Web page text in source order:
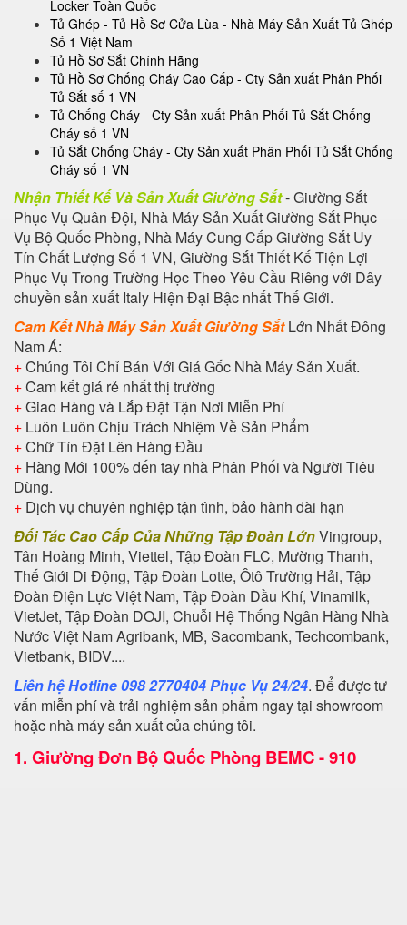
Locker Toàn Quốc
Tủ Ghép - Tủ Hồ Sơ Cửa Lùa - Nhà Máy Sản Xuất Tủ Ghép
Số 1 Việt Nam
Tủ Hồ Sơ Sắt Chính Hãng
Tủ Hồ Sơ Chống Cháy Cao Cấp - Cty Sản xuất Phân Phối
Tủ Sắt số 1 VN
Tủ Chống Cháy - Cty Sản xuất Phân Phối Tủ Sắt Chống
Cháy số 1 VN
Tủ Sắt Chống Cháy - Cty Sản xuất Phân Phối Tủ Sắt Chống
Cháy số 1 VN
Nhận Thiết Kế Và Sản Xuất Giường Sắt- Giường Sắt
Phục Vụ Quân Đội, Nhà Máy Sản Xuất Giường Sắt Phục
Vụ Bộ Quốc Phòng, Nhà Máy Cung Cấp Giường Sắt Uy
Tín Chất Lượng Số 1 VN, Giường Sắt Thiết Kế Tiện Lợi
Phục Vụ Trong Trường Học Theo Yêu Cầu Riêng với Dây
chuyền sản xuất Italy Hiện Đại Bậc nhất Thế Giới.
Cam Kết Nhà Máy Sản Xuất Giường SắtLớn Nhất Đông
Nam Á:
+Chúng Tôi Chỉ Bán Với Giá Gốc Nhà Máy Sản Xuất.
+Cam kết giá rẻ nhất thị trường
+Giao Hàng và Lắp Đặt Tận Nơi Miễn Phí
+ Luôn Luôn Chịu Trách Nhiệm Về Sản Phẩm
+Chữ Tín Đặt Lên Hàng Đầu
+ Hàng Mới 100% đến tay nhà Phân Phối và Người Tiêu
Dùng.
+ Dịch vụ chuyên nghiệp tận tình, bảo hành dài hạn
Đối Tác Cao Cấp Của Những Tập Đoàn LớnVingroup,
Tân Hoàng Minh, Viettel, Tập Đoàn FLC, Mường Thanh,
Thế Giới Di Động, Tập Đoàn Lotte, Ôtô Trường Hải, Tập
Đoàn Điện Lực Việt Nam, Tập Đoàn Dầu Khí, Vinamilk,
VietJet, Tập Đoàn DOJI, Chuỗi Hệ Thống Ngân Hàng Nhà
Nước Việt Nam Agribank, MB, Sacombank, Techcombank,
Vietbank, BIDV....
Liên hệ Hotline 098 2770404 Phục Vụ 24/24. Để được tư
vấn miễn phí và trải nghiệm sản phẩm ngay tại showroom
hoặc nhà máy sản xuất của chúng tôi.
1. Giường Đơn Bộ Quốc Phòng BEMC - 910